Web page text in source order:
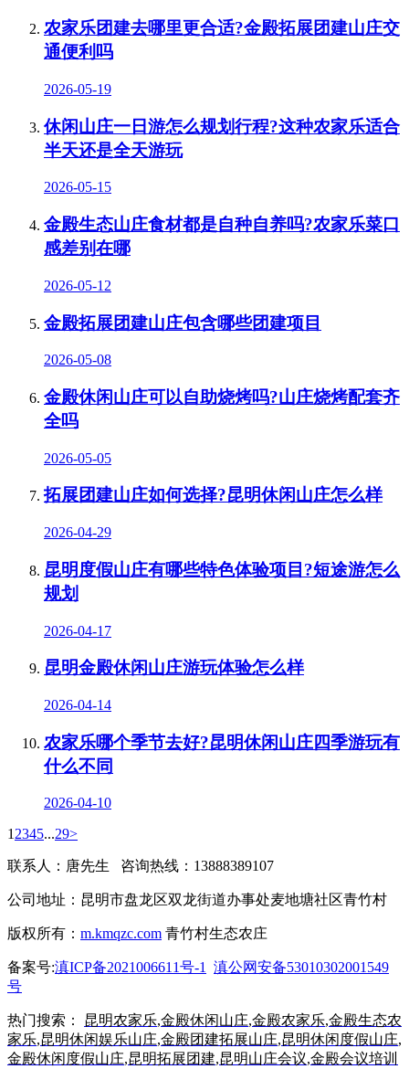
农家乐团建去哪里更合适?金殿拓展团建山庄交
通便利吗
2026-05-19
休闲山庄一日游怎么规划行程?这种农家乐适合
半天还是全天游玩
2026-05-15
金殿生态山庄食材都是自种自养吗?农家乐菜口
感差别在哪
2026-05-12
金殿拓展团建山庄包含哪些团建项目
2026-05-08
金殿休闲山庄可以自助烧烤吗?山庄烧烤配套齐
全吗
2026-05-05
拓展团建山庄如何选择?昆明休闲山庄怎么样
2026-04-29
昆明度假山庄有哪些特色体验项目?短途游怎么
规划
2026-04-17
昆明金殿休闲山庄游玩体验怎么样
2026-04-14
农家乐哪个季节去好?昆明休闲山庄四季游玩有
什么不同
2026-04-10
12345...29>
联系人：唐先生 咨询热线：13888389107
公司地址：昆明市盘龙区双龙街道办事处麦地塘社区青竹村
版权所有： m.kmqzc.com 青竹村生态农庄
备案号:滇ICP备2021006611号-1 滇公网安备53010302001549
号
热门搜索： 昆明农家乐,金殿休闲山庄,金殿农家乐,金殿生态农
家乐,昆明休闲娱乐山庄,金殿团建拓展山庄,昆明休闲度假山庄,
金殿休闲度假山庄,昆明拓展团建,昆明山庄会议,金殿会议培训